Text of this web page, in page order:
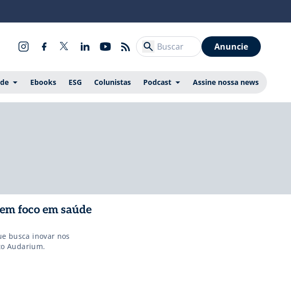
Anuncie
Ebooks ESG Colunistas Podcast Assine nossa news
foco em saúde
busca inovar nos
Audarium.